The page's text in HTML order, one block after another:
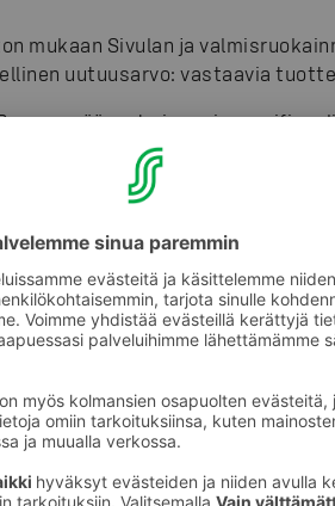
mukaan Sivulan ja
uutuusarvo: vastaavia
on päässyt aiemmin
asenteeseen
puuttuu, niin ollaan todellakin
isot odotukset, kilpailun
johtajaSampo
kuuluva kokkiJyrki Sukula
voittajien Rostiksen,
joukkoon.
syödään aiempaa enemmän
menestysresepti on
aitoa savun makua
suomalaisten makuhermoja